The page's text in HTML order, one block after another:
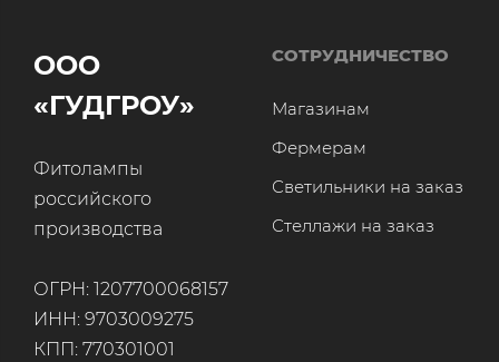
ООО
«ГУДГРОУ»
Фитолампы
российского
производства
ОГРН: 1207700068157
ИНН: 9703009275
КПП: 770301001
СОТРУДНИЧЕСТВО
Магазинам
Фермерам
Светильники на заказ
Стеллажи на заказ